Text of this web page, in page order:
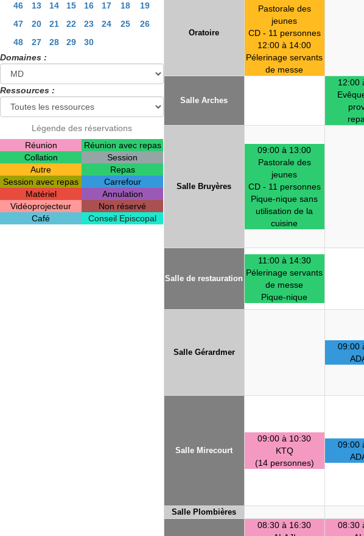
46
13 14 15 16 17 18
19
47
20 21 22 23 24 25
26
48
27 28 29
30
Domaines :
Ressources :
Légende des réservations
Réunion
Réunion avec repas
Collation
Session
Autre
Repas
Session avec repas
Carrefour
Matériel
Annulation
Vidéoprojecteur
Non réservé
Café
Conseil Episcopal
Oratoire
Pastorale des
jeunes
CD - 11 personnes
12:00 à 14:00
Pélerinage servants
de messe
Salle Arches
12:00
Salle Bruyères
09:00 à 13:00
Pastorale des
jeunes
CD - 11 personnes
Pique-nique sans
utilisation de la
cuisine
Salle de restauration
11:00 à 14:30
Pélerinage servants
de messe
Pique-nique
Salle Gérardmer
09:00
Salle Mirecourt
09:00 à 10:30
KTQ
(14 personnes)
09:00
Salle Plombières
08:30 à 16:30
08:30